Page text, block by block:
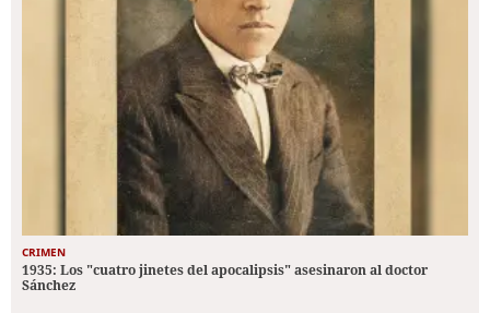
CRIMEN
1935: Los "cuatro jinetes del apocalipsis" asesinaron al doctor
Sánchez